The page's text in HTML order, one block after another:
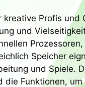
kreative Profis und
und
Prozessoren,
Speicher
und Spiele.
die Funktionen,